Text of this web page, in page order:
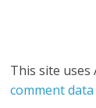
This site uses
comment